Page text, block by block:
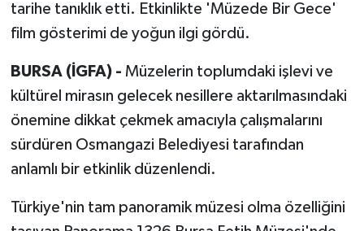
tarihe tanıklık etti. Etkinlikte 'Müzede Bir Gece'
film gösterimi de yoğun ilgi gördü.
BURSA (İGFA) - Müzelerin toplumdaki işlevi ve
kültürel mirasın gelecek nesillere aktarılmasındaki
önemine dikkat çekmek amacıyla çalışmalarını
sürdüren Osmangazi Belediyesi tarafından
anlamlı bir etkinlik düzenlendi.
Türkiye'nin tam panoramik müzesi olma özelliğini